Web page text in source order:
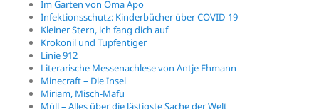
Im Garten von Oma Apo
Infektionsschutz: Kinderbücher über COVID-19
Kleiner Stern, ich fang dich auf
Krokonil und Tupfentiger
Linie 912
Literarische Messenachlese von Antje Ehmann
Minecraft – Die Insel
Miriam, Misch-Mafu
Müll – Alles über die lästigste Sache der Welt